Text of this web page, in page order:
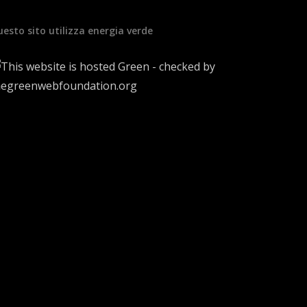
sito utilizza energia verde